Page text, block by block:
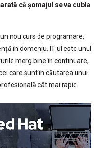
că șomajul se va dubla
nou curs de programare,
în domeniu. IT-ul este unul
merg bine în continuare,
care sunt în căutarea unui
cât mai rapid.